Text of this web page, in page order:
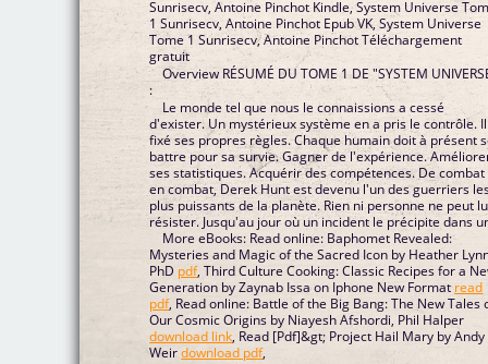
Sunrisecv, Antoine Pinchot Kindle, System Universe
1 Sunrisecv, Antoine Pinchot Epub VK, System Universe
Tome 1 Sunrisecv, Antoine Pinchot Téléchargement
gratuit
Overview RÉSUMÉ DU TOME 1 DE "SYSTEM
:
Le monde tel que nous le connaissions a cessé
d'exister. Un mystérieux système en a pris le contrôle.
fixé ses propres règles. Chaque humain doit à présent
battre pour sa survie. Gagner de l'expérience.
ses statistiques. Acquérir des compétences. De combat
en combat, Derek Hunt est devenu l'un des guerriers
plus puissants de la planète. Rien ni personne ne peut
résister. Jusqu'au jour où un incident le précipite dans
More eBooks: Read online: Baphomet Revealed:
Mysteries and Magic of the Sacred Icon by Heather
PhD pdf, Third Culture Cooking: Classic Recipes for a
Generation by Zaynab Issa on Iphone New Formatread
pdf, Read online: Battle of the Big Bang: The New Tales
Our Cosmic Origins by Niayesh Afshordi, Phil Halper
download link, Read [Pdf]&gt; Project Hail Mary by Andy
Weirdownload pdf,